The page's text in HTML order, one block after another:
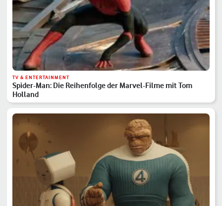
TV & ENTERTAINMENT
Spider-Man: Die Reihenfolge der Marvel-Filme mit Tom
Holland